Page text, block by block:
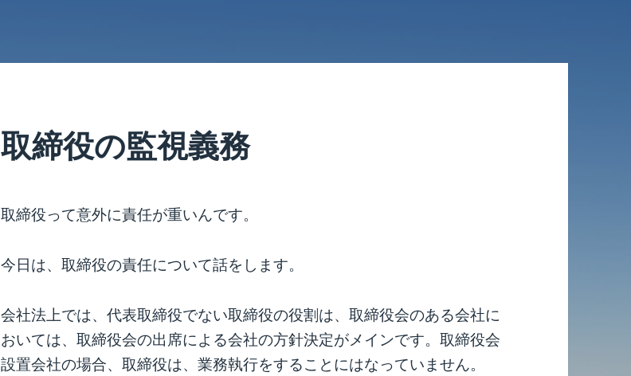
取締役の監視義務
取締役って意外に責任が重いんです。
今日は、取締役の責任について話をします。
会社法上では、代表取締役でない取締役の役割は、取締役会のある会社に
おいては、取締役会の出席による会社の方針決定がメインです。取締役会
設置会社の場合、取締役は、業務執行をすることにはなっていません。